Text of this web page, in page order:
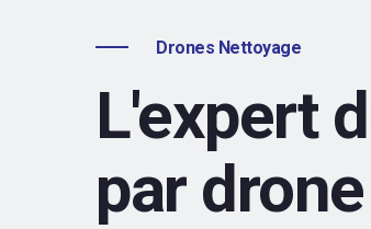
Drones Nettoyage
L'expert
par